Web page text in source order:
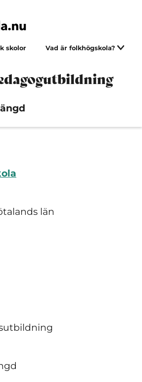
skolor Vad är folkhögskola?
län